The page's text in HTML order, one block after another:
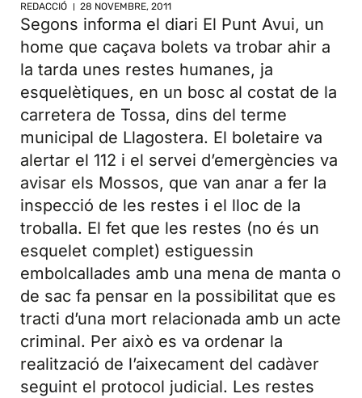
REDACCIÓ 28 NOVEMBRE, 2011
Segons informa el diari El Punt Avui, un
home que caçava bolets va trobar ahir a
la tarda unes restes humanes, ja
esquelètiques, en un bosc al costat de la
carretera de Tossa, dins del terme
municipal de Llagostera. El boletaire va
alertar el 112 i el servei d’emergències va
avisar els Mossos, que van anar a fer la
inspecció de les restes i el lloc de la
troballa. El fet que les restes (no és un
esquelet complet) estiguessin
embolcallades amb una mena de manta o
de sac fa pensar en la possibilitat que es
tracti d’una mort relacionada amb un acte
criminal. Per això es va ordenar la
realització de l’aixecament del cadàver
seguint el protocol judicial. Les restes